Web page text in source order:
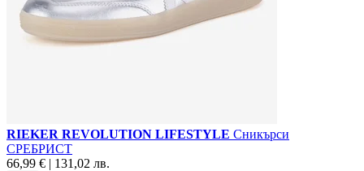
RIEKER REVOLUTION LIFESTYLE Сникърси
СРЕБРИСТ
66,99 € | 131,02 лв.